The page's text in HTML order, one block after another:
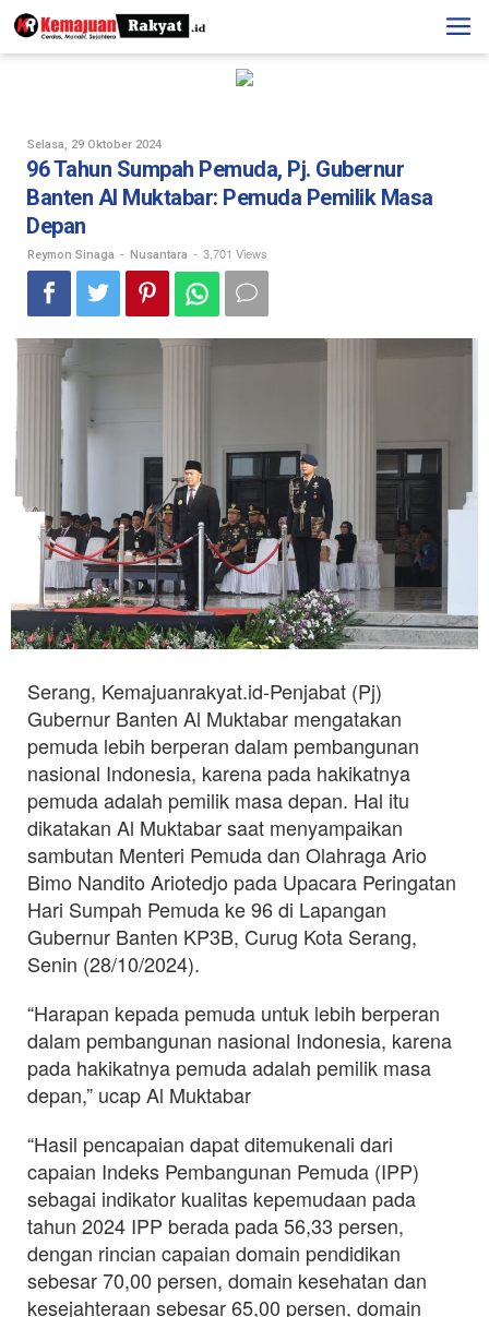
Skip
to
content
Selasa, 29 Oktober 2024Oleh
Reymon
Sinaga
96 Tahun Sumpah Pemuda, Pj. Gubernur
Banten Al Muktabar: Pemuda Pemilik Masa
Depan
Reymon Sinaga - Nusantara - 3,701 Views
Serang, Kemajuanrakyat.id-Penjabat (Pj)
Gubernur Banten Al Muktabar mengatakan
pemuda lebih berperan dalam pembangunan
nasional Indonesia, karena pada hakikatnya
pemuda adalah pemilik masa depan. Hal itu
dikatakan Al Muktabar saat menyampaikan
sambutan Menteri Pemuda dan Olahraga Ario
Bimo Nandito Ariotedjo pada Upacara Peringatan
Hari Sumpah Pemuda ke 96 di Lapangan
Gubernur Banten KP3B, Curug Kota Serang,
Senin (28/10/2024).
“Harapan kepada pemuda untuk lebih berperan
dalam pembangunan nasional Indonesia, karena
pada hakikatnya pemuda adalah pemilik masa
depan,” ucap Al Muktabar
“Hasil pencapaian dapat ditemukenali dari
capaian Indeks Pembangunan Pemuda (IPP)
sebagai indikator kualitas kepemudaan pada
tahun 2024 IPP berada pada 56,33 persen,
dengan rincian capaian domain pendidikan
sebesar 70,00 persen, domain kesehatan dan
kesejahteraan sebesar 65,00 persen, domain